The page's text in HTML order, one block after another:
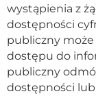
wystąpienia z
dostępności
publiczny
dostępu do
publiczny
dostępności